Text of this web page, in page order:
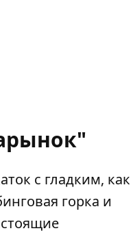
с гладким, как
горка и